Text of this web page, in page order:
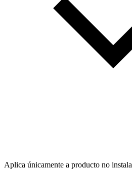
Aplica únicamente a producto no